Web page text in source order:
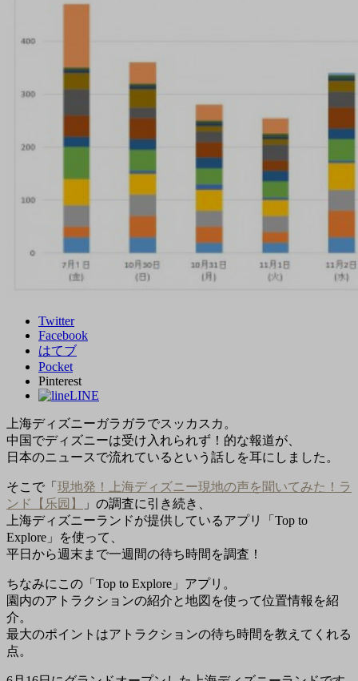
Twitter
Facebook
はてブ
Pocket
Pinterest
LINE
上海ディズニーガラガラでスッカスカ。
中国でディズニーは受け入れられず！的な報道が、
日本のニュースで流れているという話しを耳にしました。
そこで「 現地発！上海ディズニー現地の声を聞いてみた！ラ
ンド【乐园】
」の調査に引き続き、
上海ディズニーランドが提供しているアプリ「Top to
Explore」を使って、
平日から週末まで一週間の待ち時間を調査！
ちなみにこの「Top to Explore」アプリ。
園内のアトラクションの紹介と地図を使って位置情報を紹
介。
最大のポイントはアトラクションの待ち時間を教えてくれる
点。